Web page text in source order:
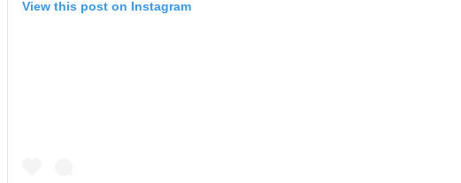
View this post on Instagram